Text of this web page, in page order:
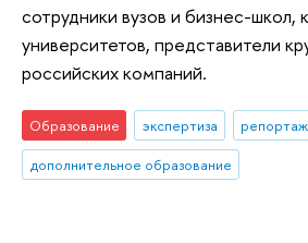
сотрудники вузов и бизнес-школ,
университетов, представители
российских компаний.
Образование экспертиза
дополнительное образование